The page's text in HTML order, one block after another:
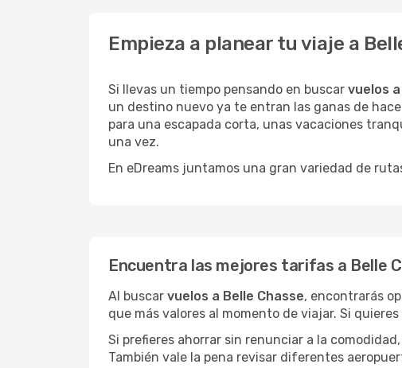
Empieza a planear tu viaje a
Si llevas un tiempo pensando en buscar vuelos
un destino nuevo ya te entran las ganas de
para una escapada corta, unas vacaciones
una vez.
En eDreams juntamos una gran variedad de
Encuentra las mejores tarifas a Belle
Al buscar vuelos a Belle Chasse, encontrarás
que más valores al momento de viajar. Si
Si prefieres ahorrar sin renunciar a la
También vale la pena revisar diferentes